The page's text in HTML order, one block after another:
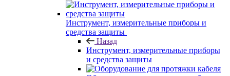
Инструмент, измерительные приборы и
средства защиты
Назад
Инструмент, измерительные приборы
и средства защиты